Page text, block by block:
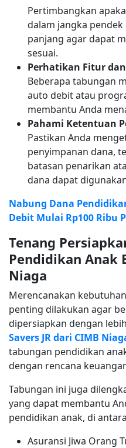
Pertimbangkan
dalam jangka
panjang agar dapat
sesuai.
Perhatikan Fitur
Beberapa tabungan
auto debit atau
membantu Anda
Pahami Ketentuan
Pastikan Anda
penyimpanan dana,
batasan penarikan
dana dapat
Nabung Dana
Debit Mulai Rp100 Ribu
Tenang
Pendidikan Anak
Niaga
Merencanakan
penting dilakukan agar
dipersiapkan dengan
Savers JR dari CIMB
tabungan pendidikan
dengan rencana
Tabungan ini juga
yang dapat membantu
pendidikan anak, di
Asuransi Jiwa Orang